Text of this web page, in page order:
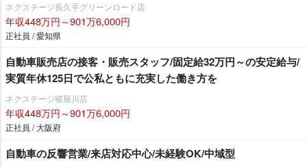
ネクステージ⾧久手グリーンロード店
年収448万円～901万6,000円
正社員 / 愛知県
自動車販売店の接客・販売スタッフ/固定給32万円～の安定給与/
実質年休125日で公私ともに充実した働き方を
ネクステージ寝屋川店
年収448万円～901万6,000円
正社員 / 大阪府
自動車の反響営業/来店対応中心/未経験OK/中域型